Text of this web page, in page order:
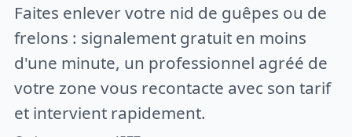
Faites enlever votre nid de guêpes ou de
frelons : signalement gratuit en moins
d'une minute, un professionnel agréé de
votre zone vous recontacte avec son tarif
et intervient rapidement.